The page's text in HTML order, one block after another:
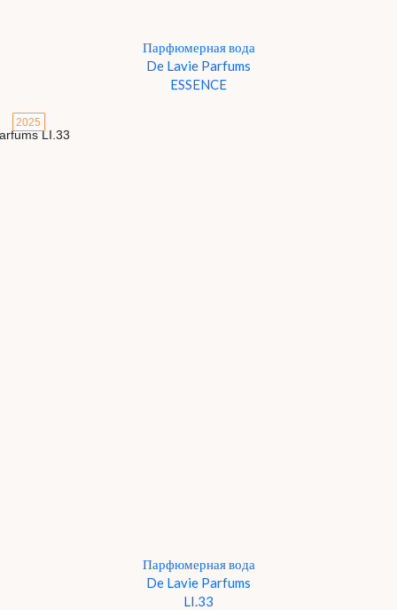
Парфюмерная вода
De Lavie Parfums
ESSENCE
2025
Парфюмерная вода
De Lavie Parfums
LI.33